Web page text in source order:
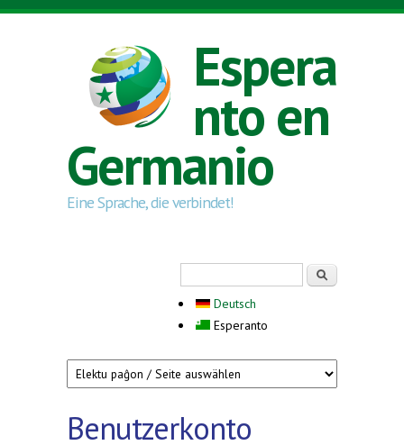
Skip to main content
Espera
nto en
Germanio
Eine Sprache, die verbindet!
Deutsch
Esperanto
Benutzerkonto